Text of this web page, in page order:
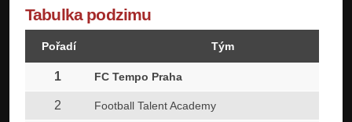
Tabulka podzimu
Pořadí Tým
1 FC Tempo Praha
2 Football Talent Academy